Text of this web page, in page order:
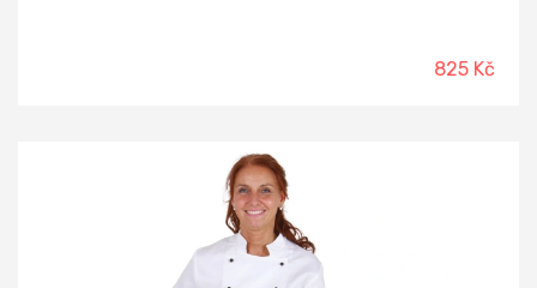
825 Kč